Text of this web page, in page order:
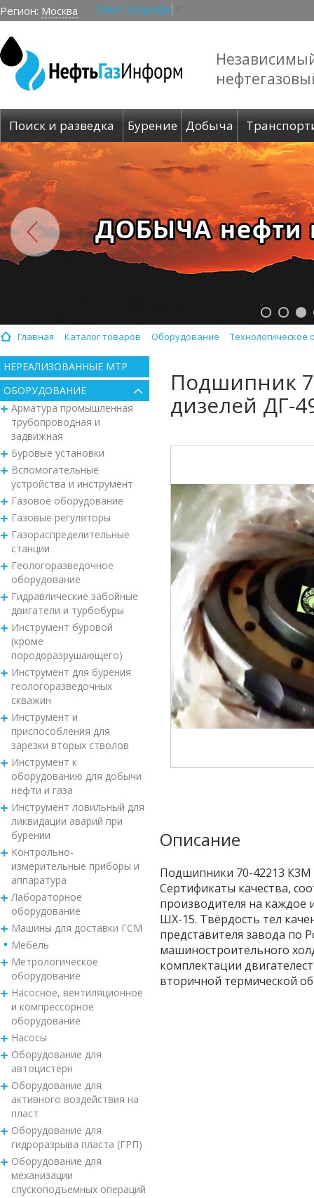
Регион: Москва Select Language
Поиск и разведка Бурение Добыча
Главная Каталог товаров Оборудование Технологическое
НЕРЕАЛИЗОВАННЫЕ МТР
ОБОРУДОВАНИЕ
Арматура промышленная
трубопроводная и
задвижная
Буровые установки
Вспомогательные
устройства и инструмент
Газовое оборудование
Газовые регуляторы
Газораспределительные
станции
Геологоразведочное
оборудование
Гидравлические забойные
двигатели и турбобуры
Инструмент буровой
(кроме
породоразрушающего)
Инструмент для бурения
геологоразведочных
скважин
Инструмент и
приспособления для
зарезки вторых стволов
Инструмент к
оборудованию для добычи
нефти и газа
Инструмент ловильный для
ликвидации аварий при
бурении
Контрольно-
измерительные приборы и
аппаратура
Лабораторное
оборудование
Машины для доставки ГСМ
Мебель
Метрологическое
оборудование
Насосное, вентиляционное
и компрессорное
оборудование
Насосы
Оборудование для
автоцистерн
Оборудование для
активного воздействия на
пласт
Оборудование для
гидроразрыва пласта (ГРП)
Оборудование для
механизации
спускоподъемных операций
Подшипник
дизелей ДГ-
Описание
Подшипники 70-42213 К3М
Сертификаты качества,
производителя на каждое
ШХ-15. Твёрдость тел
представителя завода по
машиностроительного
комплектации
вторичной термической